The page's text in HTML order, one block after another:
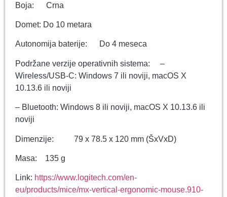
Boja: Crna
Domet: Do 10 metara
Autonomija baterije: Do 4 meseca
Podržane verzije operativnih sistema: –
Wireless/USB-C: Windows 7 ili noviji, macOS X
10.13.6 ili noviji
– Bluetooth: Windows 8 ili noviji, macOS X 10.13.6 ili
noviji
Dimenzije: 79 x 78.5 x 120 mm (ŠxVxD)
Masa: 135 g
Link: https://www.logitech.com/en-
eu/products/mice/mx-vertical-ergonomic-mouse.910-